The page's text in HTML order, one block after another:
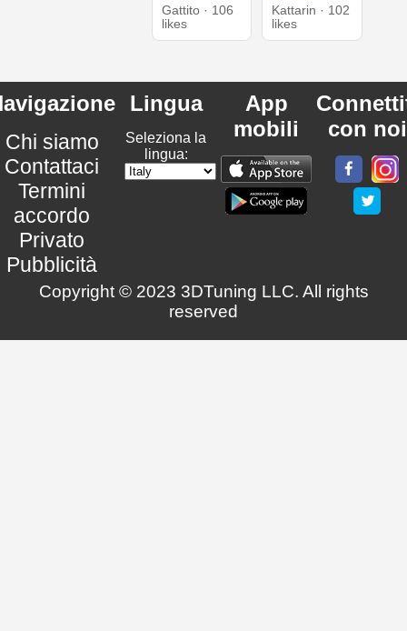
Gattito · 106
likes
Kattarin · 102
likes
Chi siamo
Contattaci
Termini
accordo
Privato
Pubblicità
Lingua
Seleziona la
lingua:
App
mobili
con noi
Copyright © 2023 3DTuning LLC. All rights
reserved